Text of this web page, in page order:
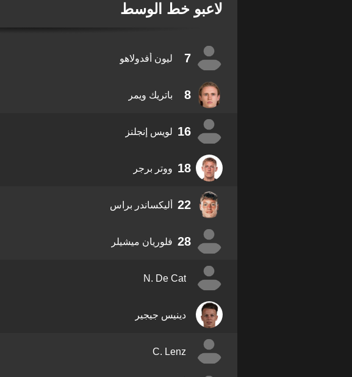
لاعبو خط الوسط
7 ليون أفدولاهو
8 باتريك ويمر
16 لويس إنجلنز
18 ووتر برجر
22 أليكساندر براس
28 فلوريان ميشيلر
N. De Cat
دينيس جيجير
C. Lenz